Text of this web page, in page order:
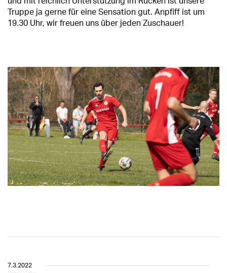
Truppe ja gerne für eine Sensation gut. Anpfiff ist um
19.30 Uhr, wir freuen uns über jeden Zuschauer!
7.3.2022